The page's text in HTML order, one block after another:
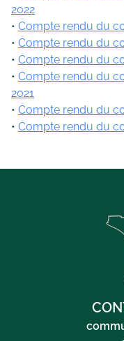
2022
Compte rendu du
Compte rendu du
Compte rendu du
Compte rendu du
2021
Compte rendu du
Compte rendu du